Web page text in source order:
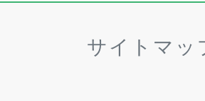
サイトマッ